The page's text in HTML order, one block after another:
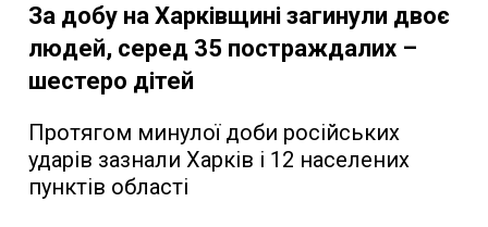
За добу на Харківщині загинули двоє
людей, серед 35 постраждалих –
шестеро дітей
Протягом минулої доби російських
ударів зазнали Харків і 12 населених
пунктів області